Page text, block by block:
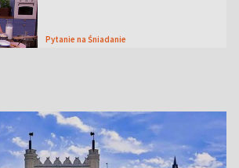
Pytanie na Śniadanie